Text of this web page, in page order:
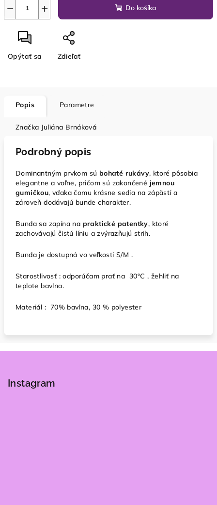
+
− Do košíka
Opýtať sa Zdieľať
Popis Parametre
Značka Juliána Brnáková
Podrobný popis
Dominantným prvkom sú bohaté rukávy, ktoré pôsobia
elegantne a voľne, pričom sú zakončené jemnou
gumičkou, vďaka čomu krásne sedia na zápästí a
zároveň dodávajú bunde charakter.
Bunda sa zapína na praktické patentky, ktoré
zachovávajú čistú líniu a zvýrazňujú strih.
Bunda je dostupná vo veľkosti S/M .
Starostlivosť : odporúčam prať na 30°C , žehliť na
teplote bavlna.
Materiál : 70% bavlna, 30 % polyester
Instagram